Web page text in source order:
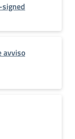
signed
avviso